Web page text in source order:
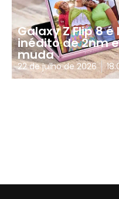
Galaxy Z Flip 8
inédito de 2nm
muda
22 de julho de 2026